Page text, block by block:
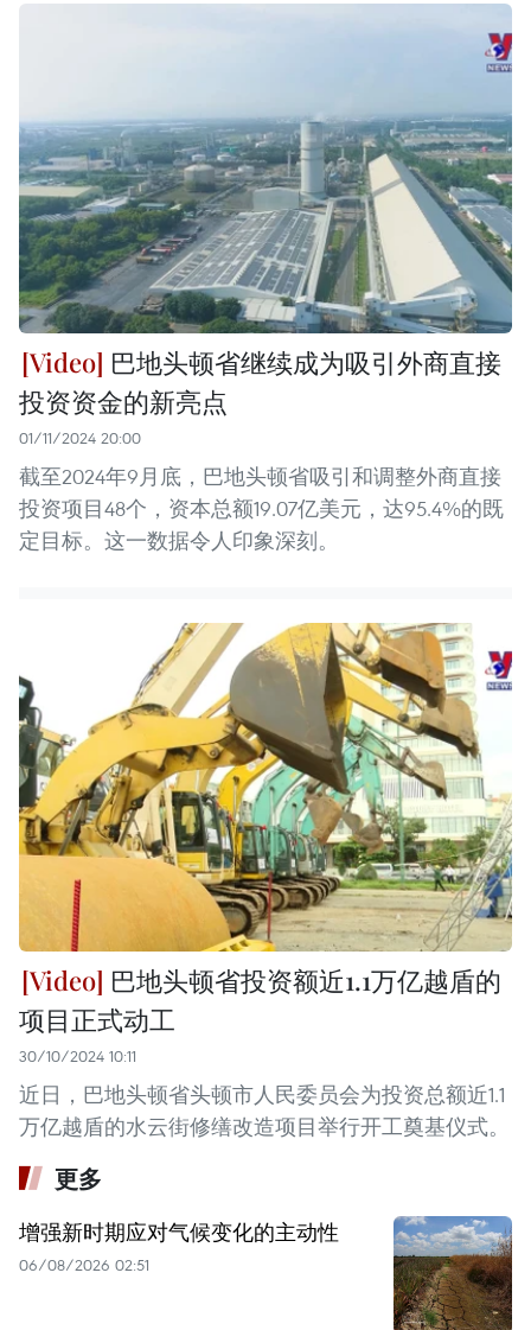
巴地头顿省继续成为吸引外商直接
投资资金的新亮点
01/11/2024 20:00
截至2024年9月底，巴地头顿省吸引和调整外商直接
投资项目48个，资本总额19.07亿美元，达95.4%的既
定目标。这一数据令人印象深刻。
巴地头顿省投资额近1.1万亿越盾的
项目正式动工
30/10/2024 10:11
近日，巴地头顿省头顿市人民委员会为投资总额近1.1
万亿越盾的水云街修缮改造项目举行开工奠基仪式。
更多
增强新时期应对气候变化的主动性
06/08/2026 02:51